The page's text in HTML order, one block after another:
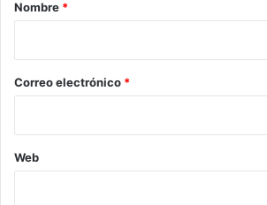
*
Nombre *
Correo electrónico *
Web